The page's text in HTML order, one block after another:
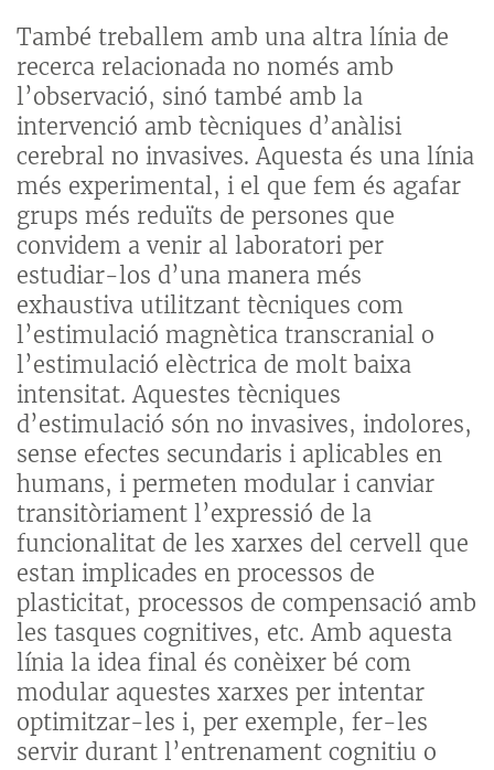
També treballem amb una altra línia de
recerca relacionada no només amb
l’observació, sinó també amb la
intervenció amb tècniques d’anàlisi
cerebral no invasives. Aquesta és una línia
més experimental, i el que fem és agafar
grups més reduïts de persones que
convidem a venir al laboratori per
estudiar-los d’una manera més
exhaustiva utilitzant tècniques com
l’estimulació magnètica transcranial o
l’estimulació elèctrica de molt baixa
intensitat. Aquestes tècniques
d’estimulació són no invasives, indolores,
sense efectes secundaris i aplicables en
humans, i permeten modular i canviar
transitòriament l’expressió de la
funcionalitat de les xarxes del cervell que
estan implicades en processos de
plasticitat, processos de compensació amb
les tasques cognitives, etc. Amb aquesta
línia la idea final és conèixer bé com
modular aquestes xarxes per intentar
optimitzar-les i, per exemple, fer-les
servir durant l’entrenament cognitiu o